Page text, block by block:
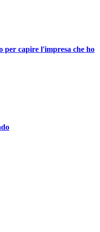
capire l'impresa che ho